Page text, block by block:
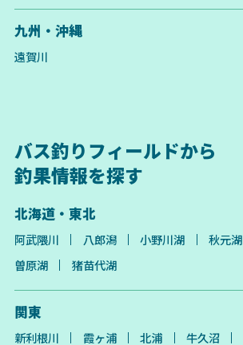
九州・沖縄
遠賀川
バス釣りフィールドから
釣果情報を探す
北海道・東北
阿武隈川 八郎潟 小野川湖 秋元湖
曽原湖
猪苗代湖
関東
新利根川 霞ヶ浦 北浦 牛久沼